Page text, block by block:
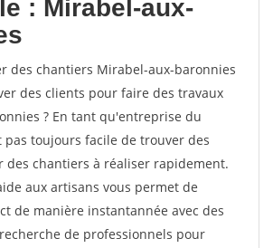
: Mirabel-aux-
des chantiers Mirabel-aux-baronnies
des clients pour faire des travaux
? En tant qu'entreprise du
toujours facile de trouver des
des chantiers à réaliser rapidement.
aux artisans vous permet de
de manière instantannée avec des
de professionnels pour